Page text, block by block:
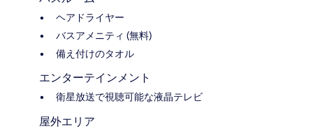
ヘアドライヤー
バスアメニティ (無料)
備え付けのタオル
エンターテインメント
衛星放送で視聴可能な液晶テレビ
屋外エリア